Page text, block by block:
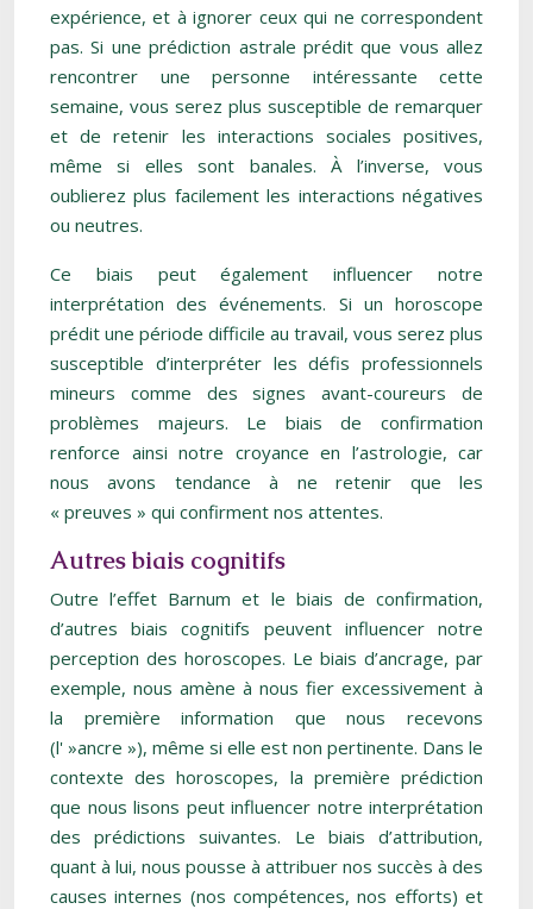
expérience, et à ignorer ceux qui ne correspondent
pas. Si une prédiction astrale prédit que vous allez
rencontrer une personne intéressante cette
semaine, vous serez plus susceptible de remarquer
et de retenir les interactions sociales positives,
même si elles sont banales. À l’inverse, vous
oublierez plus facilement les interactions négatives
ou neutres.
Ce biais peut également influencer notre
interprétation des événements. Si un horoscope
prédit une période difficile au travail, vous serez plus
susceptible d’interpréter les défis professionnels
mineurs comme des signes avant-coureurs de
problèmes majeurs. Le biais de confirmation
renforce ainsi notre croyance en l’astrologie, car
nous avons tendance à ne retenir que les
« preuves » qui confirment nos attentes.
Autres biais cognitifs
Outre l’effet Barnum et le biais de confirmation,
d’autres biais cognitifs peuvent influencer notre
perception des horoscopes. Le biais d’ancrage, par
exemple, nous amène à nous fier excessivement à
la première information que nous recevons
(l' »ancre »), même si elle est non pertinente. Dans le
contexte des horoscopes, la première prédiction
que nous lisons peut influencer notre interprétation
des prédictions suivantes. Le biais d’attribution,
quant à lui, nous pousse à attribuer nos succès à des
causes internes (nos compétences, nos efforts) et